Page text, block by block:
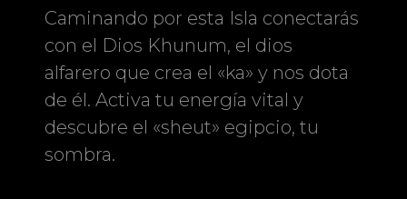
Caminando por esta Isla conectarás
con el Dios Khunum, el dios
alfarero que crea el «ka» y nos dota
de él. Activa tu energía vital y
descubre el «sheut» egipcio, tu
sombra.